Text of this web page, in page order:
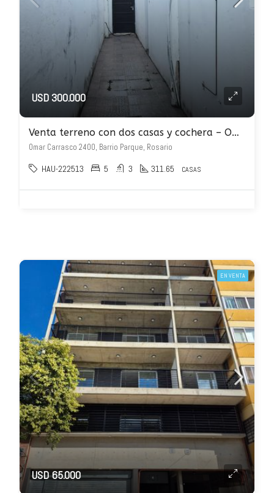
USD 300.000
Venta terreno con dos casas y cochera – Omar Carrasco 2400
Omar Carrasco 2400, Barrio Parque, Rosario
HAU-222513 5 3 311.65 CASAS
EN VENTA
USD 65.000